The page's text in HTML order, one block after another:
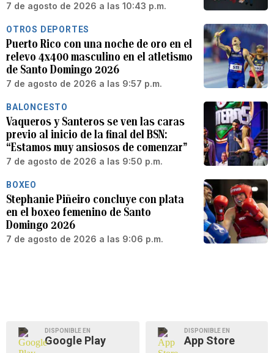
7 de agosto de 2026 a las 10:43 p.m.
OTROS DEPORTES
Puerto Rico con una noche de oro en el
relevo 4x400 masculino en el atletismo
de Santo Domingo 2026
7 de agosto de 2026 a las 9:57 p.m.
BALONCESTO
Vaqueros y Santeros se ven las caras
previo al inicio de la final del BSN:
“Estamos muy ansiosos de comenzar”
7 de agosto de 2026 a las 9:50 p.m.
BOXEO
Stephanie Piñeiro concluye con plata
en el boxeo femenino de Santo
Domingo 2026
7 de agosto de 2026 a las 9:06 p.m.
DISPONIBLE EN
Google Play
DISPONIBLE EN
App Store